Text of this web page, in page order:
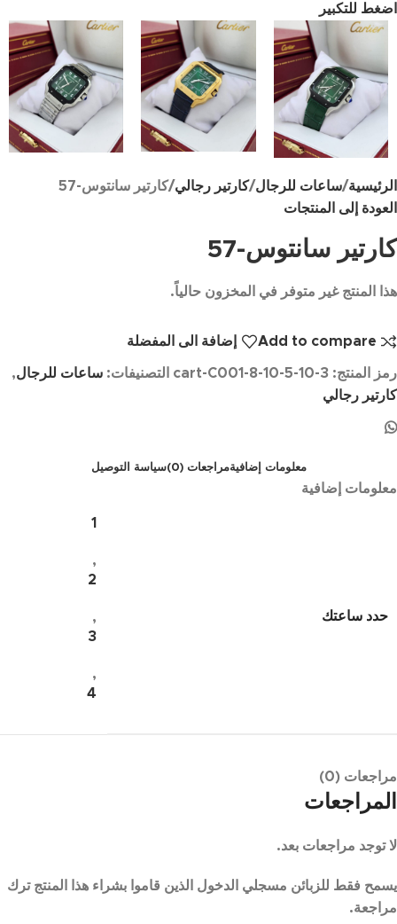
اضغط للتكبير
الرئيسية ساعات للرجال كارتير رجالي كارتير سانتوس-57
العودة إلى المنتجات
كارتير سانتوس-57
هذا المنتج غير متوفر في المخزون حالياً.
Add to compare إضافة الى المفضلة
رمز المنتج: cart-C001-8-10-5-10-3 التصنيفات: ساعات للرجال,
كارتير رجالي
معلومات إضافيةمراجعات (0) سياسة التوصيل
معلومات إضافية
حدد ساعتك
1
,
2
,
3
,
4
مراجعات (0)
المراجعات
لا توجد مراجعات بعد.
يسمح فقط للزبائن مسجلي الدخول الذين قاموا بشراء هذا المنتج ترك
مراجعة.